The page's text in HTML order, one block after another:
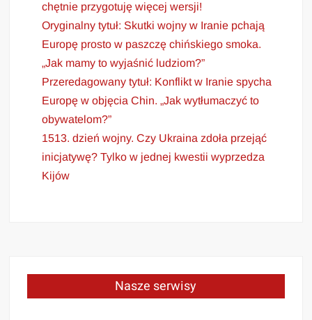
chętnie przygotuję więcej wersji!
Oryginalny tytuł: Skutki wojny w Iranie pchają
Europę prosto w paszczę chińskiego smoka.
„Jak mamy to wyjaśnić ludziom?”
Przeredagowany tytuł: Konflikt w Iranie spycha
Europę w objęcia Chin. „Jak wytłumaczyć to
obywatelom?”
1513. dzień wojny. Czy Ukraina zdoła przejąć
inicjatywę? Tylko w jednej kwestii wyprzedza
Kijów
Nasze serwisy